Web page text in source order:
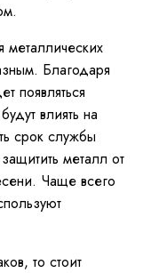
металлических
Благодаря
появляться
влиять на
срок службы
металл от
Чаще всего
то стоит